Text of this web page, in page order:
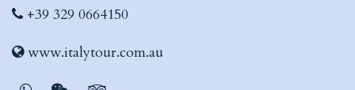
+39 329 0664150
www.italytour.com.au